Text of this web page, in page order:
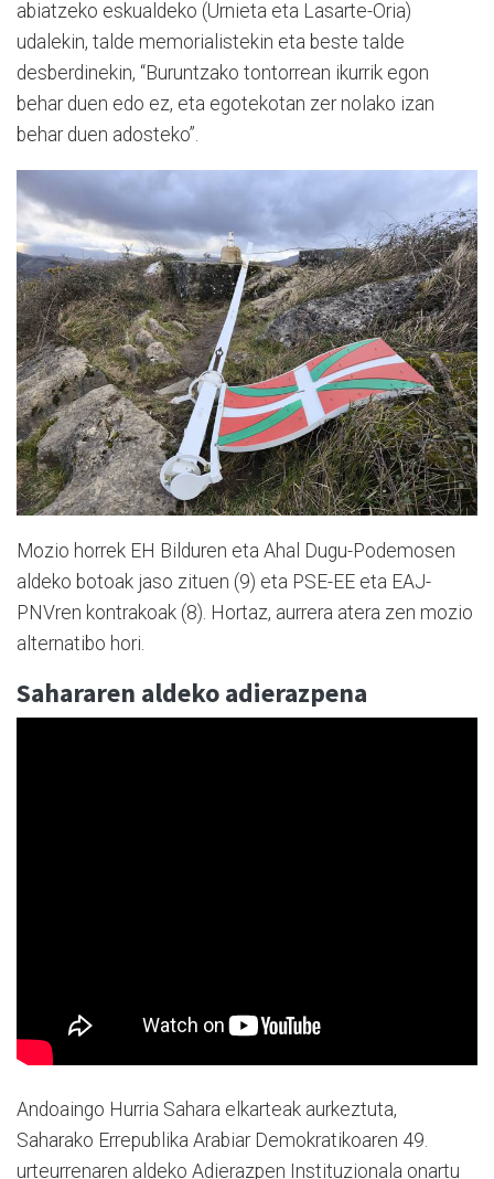
abiatzeko eskualdeko (Urnieta eta Lasarte-Oria)
udalekin, talde memorialistekin eta beste talde
desberdinekin, “Buruntzako tontorrean ikurrik egon
behar duen edo ez, eta egotekotan zer nolako izan
behar duen adosteko”.
Mozio horrek EH Bilduren eta Ahal Dugu-Podemosen
aldeko botoak jaso zituen (9) eta PSE-EE eta EAJ-
PNVren kontrakoak (8). Hortaz, aurrera atera zen mozio
alternatibo hori.
Sahararen aldeko adierazpena
Andoaingo Hurria Sahara elkarteak aurkeztuta,
Saharako Errepublika Arabiar Demokratikoaren 49.
urteurrenaren aldeko Adierazpen Instituzionala onartu